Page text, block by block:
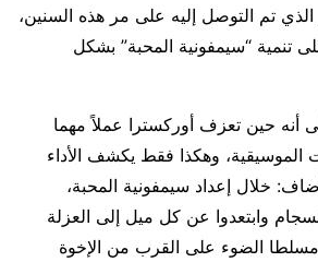
الذي تم التوصل إليه على مر هذه السنين،
تنمية “سيمفونية المحبة” بشكل
أنه حين تعزف أوركسترا عملاً مهما
الموسيقية، وهكذا فقط يكشف الأداء
خلال إعداد سيمفونية المحبة،
وابتعدوا عن كل ميل إلى العزلة
مسلطا الضوء على القرب من الإخوة